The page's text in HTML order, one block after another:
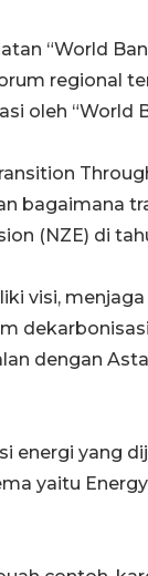
“World
regional
oleh “World
bagaimana
(NZE) di
visi,
dengan
energi yang
yaitu